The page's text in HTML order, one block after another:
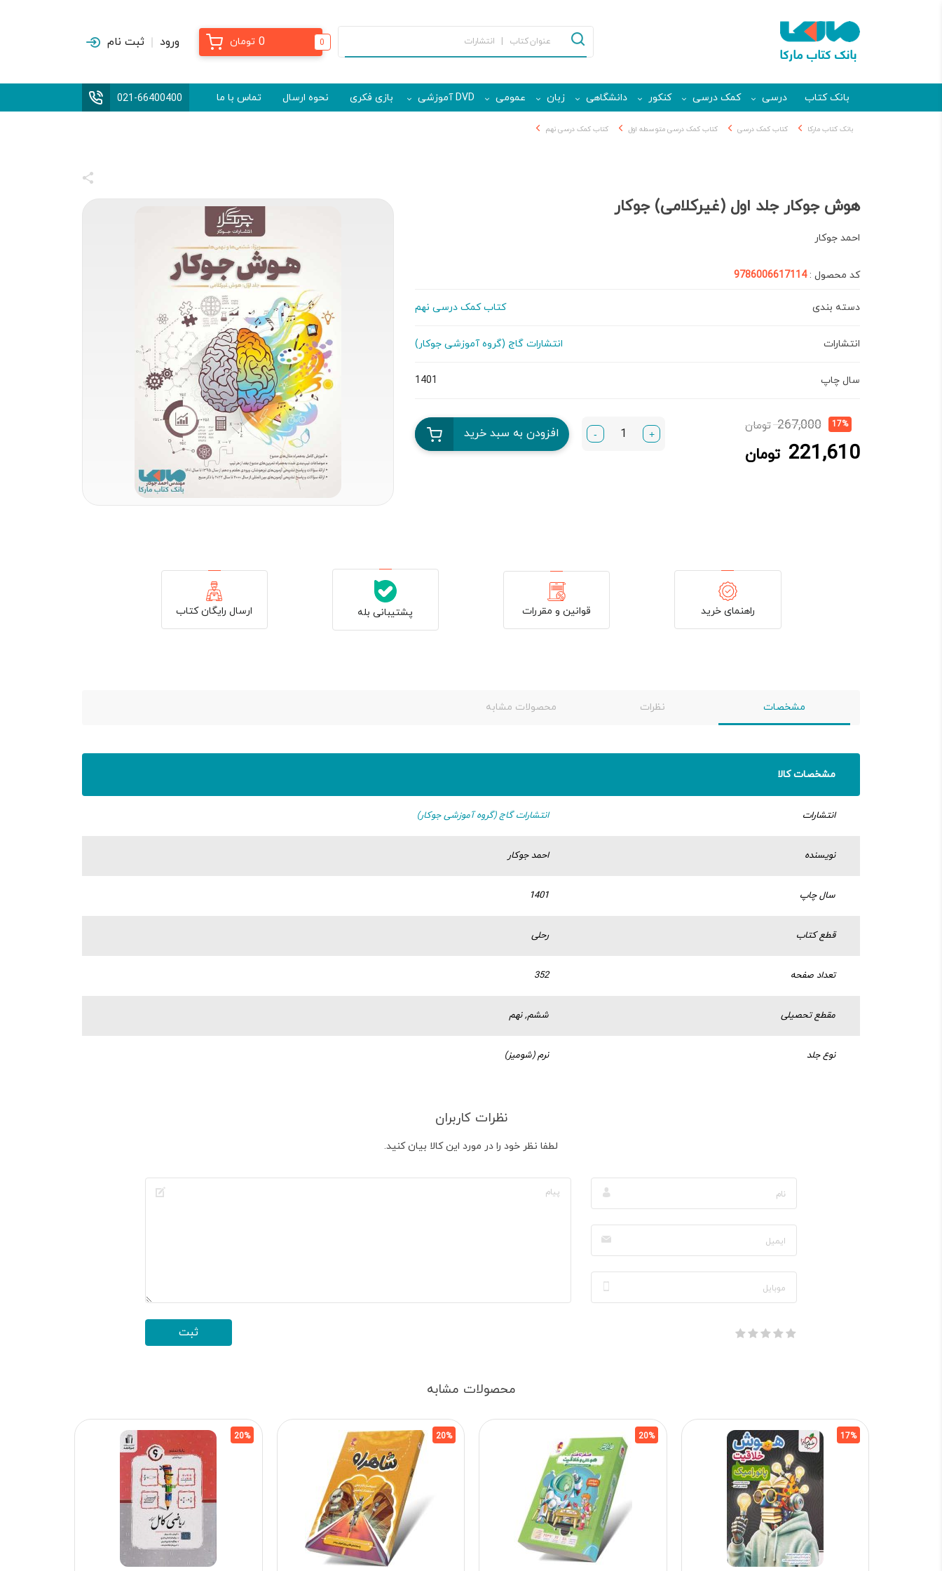
0
0 تومان ورود ثبت نام
بانک کتاب درسی کمک درسی کنکور دانشگاهی زبان عمومی DVD آموزشی بازی فکری نحوه ارسال تماس با ما 021-66400400
بانک کتاب مارکا کتاب کمک درسی کتاب کمک درسی متوسطه اول کتاب کمک درسی نهم
هوش جوکار جلد اول (غیرکلامی) جوکار
احمد جوکار
کد محصول :9786006617114
دسته بندی کتاب کمک درسی نهم
انتشارات انتشارات گاج (گروه آموزشی جوکار)
سال چاپ 1401
17%
267,000 تومانقیمت
بود.
221,610 تومان
قیمت
+
- افزودن به سبد خرید
راهنمای خرید قوانین و مقررات پشتیبانی بله ارسال رایگان کتاب
مشخصات نظرات محصولات مشابه
مشخصات کالا
انتشارات انتشارات گاج (گروه آموزشی جوکار)
نویسنده احمد جوکار
سال چاپ 1401
قطع کتاب رحلی
تعداد صفحه 352
مقطع تحصیلی ششم, نهم
نوع جلد نرم (شومیز)
نظرات کاربران
لطفا نظر خود را در مورد این کالا بیان کنید.
محصولات مشابه
17%
20%
20%
20%